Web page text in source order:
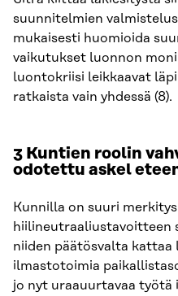
suunnitelmien
mukaisesti huomioida
vaikutukset luonnon
luontokriisi leikkaavat
ratkaista vain yhdessä (8).
3 Kuntien roolin
odotettu askel
Kunnilla on suuri
hiilineutraaliustavoitteen
niiden päätösvalta kattaa
ilmastotoimia
jo nyt uraauurtavaa